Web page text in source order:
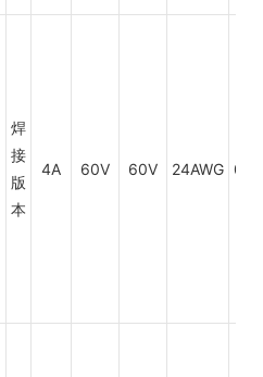
焊
接
版
本
4A 60V 60V 24AWG